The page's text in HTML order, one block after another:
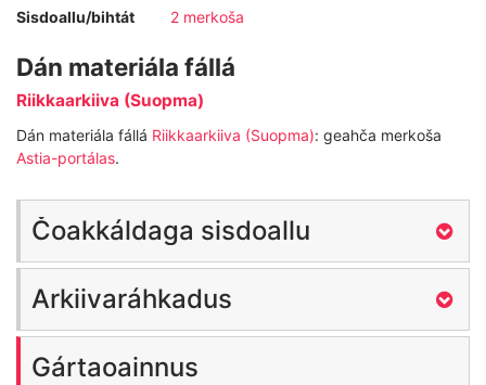
Sisdoallu/bihtát
2 merkoša
Dán materiála fállá
Riikkaarkiiva (Suopma)
Dán materiála fállá Riikkaarkiiva (Suopma): geahča merkoša
Astia-portálas.
Čoakkáldaga sisdoallu
Arkiivaráhkadus
Gártaoainnus